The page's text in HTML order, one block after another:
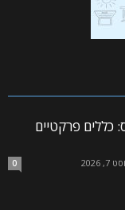
כללים פרקטיים
2026
0